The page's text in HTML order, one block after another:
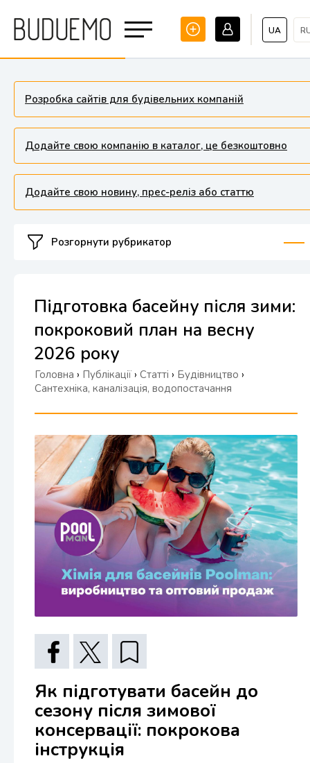
UA
Розробка сайтів для будівельних компаній
Додайте свою компанію в каталог, це безкоштовно
Додайте свою новину, прес-реліз або статтю
Розгорнути рубрикатор
Підготовка басейну після зими:
покроковий план на весну
2026 року
Головна › Публікації › Статті › Будівництво ›
Сантехніка, каналізація, водопостачання
Як підготувати басейн до
сезону після зимової
консервації: покрокова
інструкція